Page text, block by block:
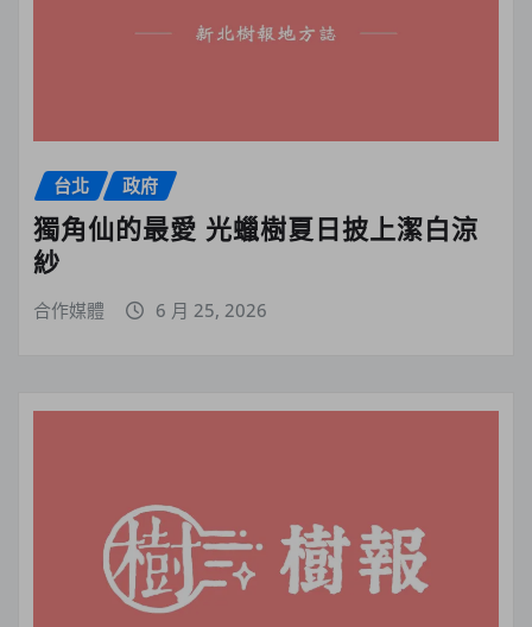
台北 政府
獨角仙的最愛 光蠟樹夏日披上潔白涼
紗
合作媒體 6 月 25, 2026